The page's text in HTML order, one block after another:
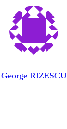
George RIZESCU